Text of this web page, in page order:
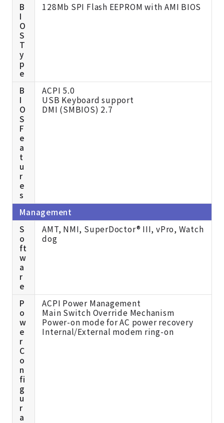
B
I
O
S
T
y
p
e
128Mb SPI Flash EEPROM with AMI BIOS
B
I
O
S
F
e
a
t
u
r
e
s
ACPI 5.0
USB Keyboard support
DMI (SMBIOS) 2.7
Management
S
o
ft
w
a
r
e
AMT, NMI, SuperDoctor® III, vPro, Watch
dog
P
o
w
e
r
C
o
n
fi
g
u
r
a
ACPI Power Management
Main Switch Override Mechanism
Power-on mode for AC power recovery
Internal/External modem ring-on